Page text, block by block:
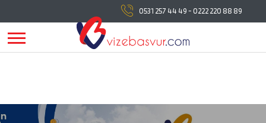
tüm vize başvuru işlemlerinde
yanınızda!vizebasvur.comgünümüzün sürekli değişen
koşullarına uygun olarak farklı alanlarda hizmet vermeye,
hizmetlerine yeni konular eklemeye devam ediyor.
0531 257 44 49 - 0222 220 88 89